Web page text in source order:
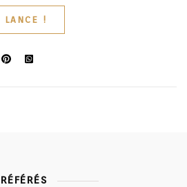
LANCE !